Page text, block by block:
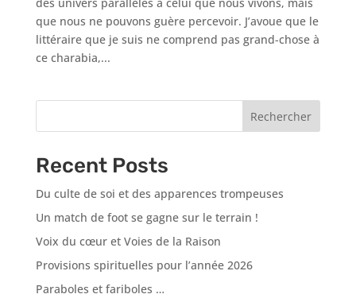
que nous ne pouvons guère percevoir. J’avoue que le
littéraire que je suis ne comprend pas grand-chose à
ce charabia,...
Rechercher
Recent Posts
Du culte de soi et des apparences trompeuses
Un match de foot se gagne sur le terrain !
Voix du cœur et Voies de la Raison
Provisions spirituelles pour l’année 2026
Paraboles et fariboles …